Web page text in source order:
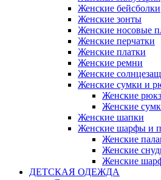
Женские бейсболки
Женские зонты
Женские носовые
Женские перчатки
Женские платки
Женские ремни
Женские
Женские сумки и
Женские
Женские
Женские шапки
Женские шарфы и
Женские
Женские
Женские
ДЕТСКАЯ ОДЕЖДА